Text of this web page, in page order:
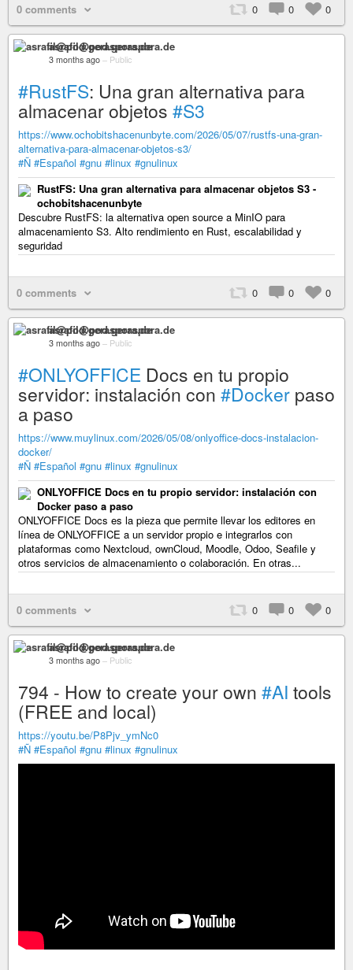
0 comments 0 0 0
asrafil@pod.geraspora.de
3 months ago – Public
#RustFS: Una gran alternativa para
almacenar objetos #S3
https://www.ochobitshacenunbyte.com/2026/05/07/rustfs-una-gran-
alternativa-para-almacenar-objetos-s3/
#Ñ #Español #gnu #linux #gnulinux
RustFS: Una gran alternativa para almacenar objetos S3 -
ochobitshacenunbyte
Descubre RustFS: la alternativa open source a MinIO para
almacenamiento S3. Alto rendimiento en Rust, escalabilidad y
seguridad
0 comments 0 0 0
asrafil@pod.geraspora.de
3 months ago – Public
#ONLYOFFICE Docs en tu propio
servidor: instalación con #Docker paso
a paso
https://www.muylinux.com/2026/05/08/onlyoffice-docs-instalacion-
docker/
#Ñ #Español #gnu #linux #gnulinux
ONLYOFFICE Docs en tu propio servidor: instalación con
Docker paso a paso
ONLYOFFICE Docs es la pieza que permite llevar los editores en
línea de ONLYOFFICE a un servidor propio e integrarlos con
plataformas como Nextcloud, ownCloud, Moodle, Odoo, Seafile y
otros servicios de almacenamiento o colaboración. En otras...
0 comments 0 0 0
asrafil@pod.geraspora.de
3 months ago – Public
794 - How to create your own #AI tools
(FREE and local)
https://youtu.be/P8Pjv_ymNc0
#Ñ #Español #gnu #linux #gnulinux